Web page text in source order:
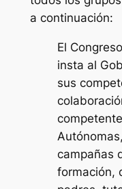
a continuación:
El
insta al
sus
campañas
formación,